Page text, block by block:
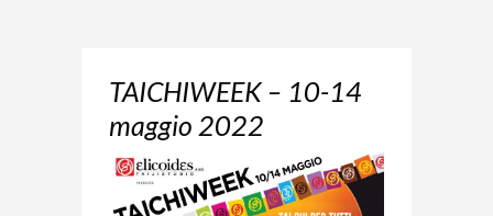
TAICHIWEEK – 10-14
maggio 2022